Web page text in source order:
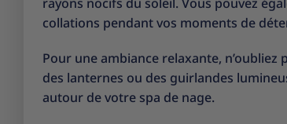
collations pendant vos moments de
Pour une ambiance relaxante,
des lanternes ou des guirlandes
autour de votre spa de nage.